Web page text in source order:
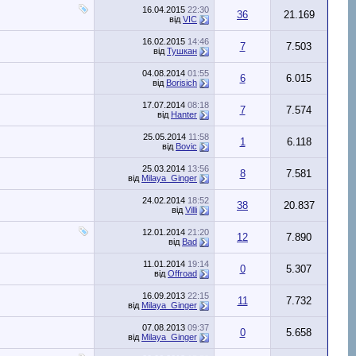
16.04.2015 22:30
від VIC 36 21.169
16.02.2015 14:46
від Тушкан 7 7.503
04.08.2014 01:55
від Borisich 6 6.015
17.07.2014 08:18
від Hanter 7 7.574
25.05.2014 11:58
від Bovic 1 6.118
25.03.2014 13:56
від Milaya_Ginger 8 7.581
24.02.2014 18:52
від Villi 38 20.837
12.01.2014 21:20
від Bad 12 7.890
11.01.2014 19:14
від Offroad 0 5.307
16.09.2013 22:15
від Milaya_Ginger 11 7.732
07.08.2013 09:37
від Milaya_Ginger 0 5.658